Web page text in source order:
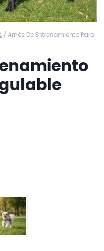
/ Arnés De Entrenamiento Para